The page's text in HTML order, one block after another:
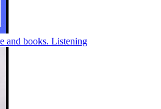
and books. Listening